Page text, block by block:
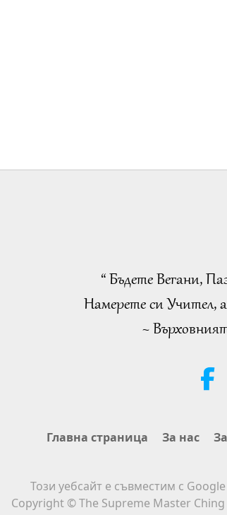
“ Бъдете Вегани,
Намерете си Учител,
~
Главна страница За нас
Този уебсайт е съвместим с
Copyright © The Supreme Master